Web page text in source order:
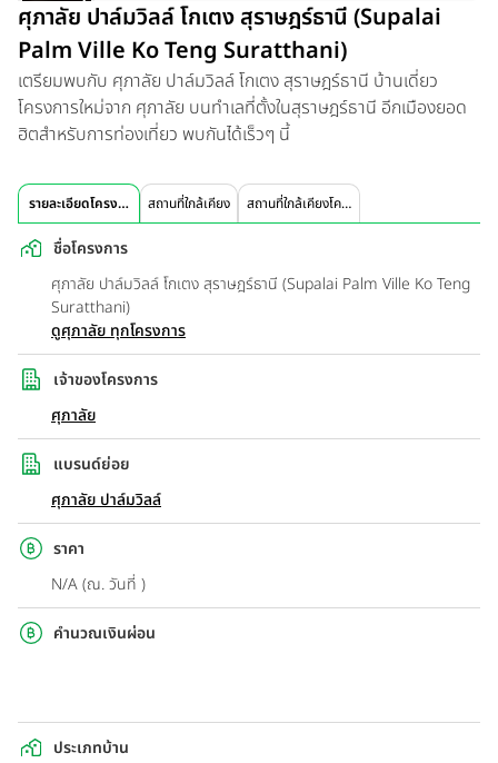
ศุภาลัย ปาล์มวิลล์ โกเตง สุราษฎร์ธานี (Supalai
Palm Ville Ko Teng Suratthani)
เตรียมพบกับ ศุภาลัย ปาล์มวิลล์ โกเตง สุราษฎร์ธานี บ้านเดี่ยว
โครงการใหม่จาก ศุภาลัย บนทำเลที่ตั้งในสุราษฎร์ธานี อีกเมืองยอด
ฮิตสำหรับการท่องเที่ยว พบกันได้เร็วๆ นี้
รายละเอียดโครงการ สถานที่ใกล้เคียง สถานที่ใกล้เคียงโครงการ
ชื่อโครงการ
ศุภาลัย ปาล์มวิลล์ โกเตง สุราษฎร์ธานี (Supalai Palm Ville Ko Teng
Suratthani)
ดูศุภาลัย ทุกโครงการ
เจ้าของโครงการ
ศุภาลัย
แบรนด์ย่อย
ศุภาลัย ปาล์มวิลล์
ราคา
N/A (ณ. วันที่ )
คำนวณเงินผ่อน
ประเภทบ้าน